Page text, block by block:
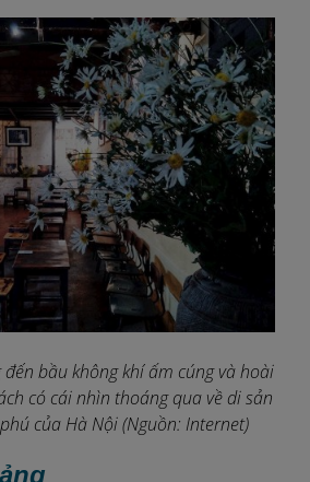
bầu không khí ấm cúng và hoài
có cái nhìn thoáng qua về di sản
của Hà Nội (Nguồn: Internet)